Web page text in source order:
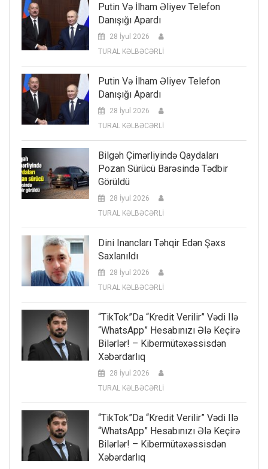
Putin Və İlham Əliyev Telefon
Danışığı Apardı
28 İyul 2026
TURAL KƏLBƏCƏRLİ
Putin Və İlham Əliyev Telefon
Danışığı Apardı
28 İyul 2026
TURAL KƏLBƏCƏRLİ
Bilgəh Çimərliyində Qaydaları
Pozan Sürücü Barəsində Tədbir
Görüldü
28 İyul 2026
TURAL KƏLBƏCƏRLİ
Dini Inancları Təhqir Edən Şəxs
Saxlanıldı
28 İyul 2026
TURAL KƏLBƏCƏRLİ
“TikTok”da “kredit Verilir” Vədi Ilə
“WhatsApp” Hesabınızı Ələ Keçirə
Bilərlər! – Kibermütəxəssisdən
Xəbərdarlıq
28 İyul 2026
TURAL KƏLBƏCƏRLİ
“TikTok”da “kredit Verilir” Vədi Ilə
“WhatsApp” Hesabınızı Ələ Keçirə
Bilərlər! – Kibermütəxəssisdən
Xəbərdarlıq